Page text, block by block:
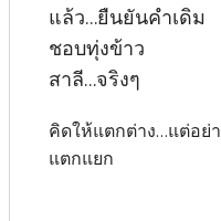
แล้ว...ยืนยันคำเดิม
ชอบทุ่งข้าว
สาลี...จริงๆ
คิดให้แตกต่าง...แต่อย่า
แตกแยก